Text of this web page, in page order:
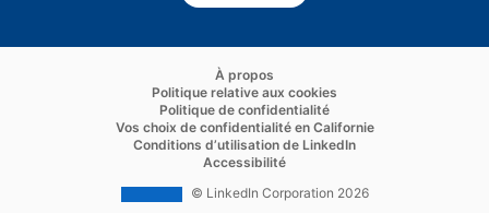
À propos
Politique relative aux cookies
Politique de confidentialité
Vos choix de confidentialité en Californieopens in a new
Conditions d’utilisation de LinkedIn
Accessibilité
© LinkedIn Corporation 2026